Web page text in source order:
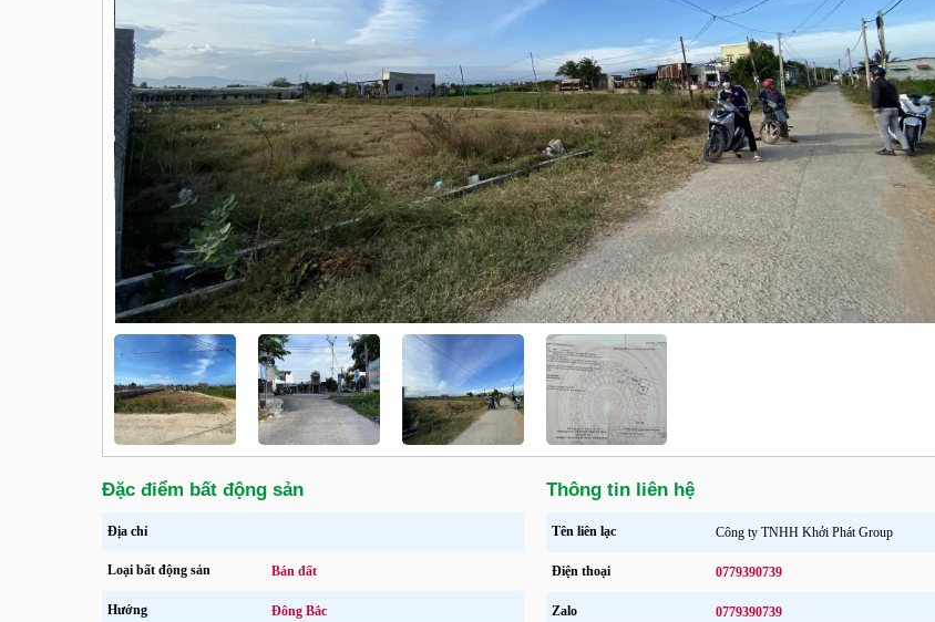
Đặc điểm bất động sản
Địa chỉ
Loại bất động sản Bán đất
Thông tin liên hệ
Tên liên lạc Công ty TNHH Khởi Phát Group
Điện thoại 0779390739